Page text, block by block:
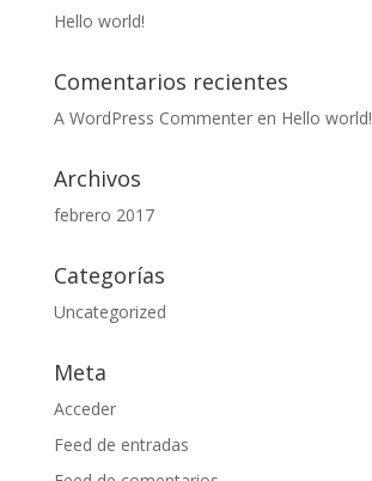
Hello world!
Comentarios recientes
A WordPress Commenteren Hello world!
Archivos
febrero 2017
Categorías
Uncategorized
Meta
Acceder
Feed de entradas